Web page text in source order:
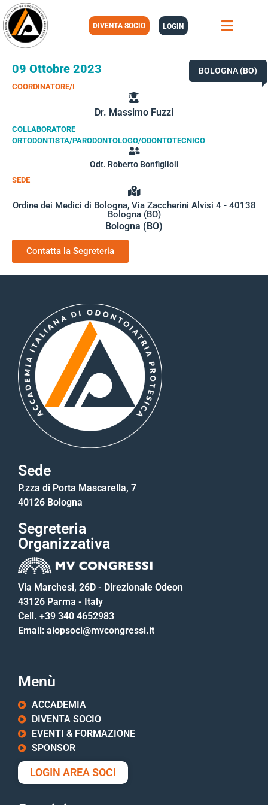
DIVENTA SOCIO LOGIN
BOLOGNA (BO)
09 Ottobre 2023
COORDINATORE/I
Dr. Massimo Fuzzi
COLLABORATORE
ORTODONTISTA/PARODONTOLOGO/ODONTOTECNICO
Odt. Roberto Bonfiglioli
SEDE
Ordine dei Medici di Bologna, Via Zaccherini Alvisi 4 - 40138
Bologna (BO)
Bologna (BO)
Contatta la Segreteria
Sede
P.zza di Porta Mascarella, 7
40126 Bologna
Segreteria
Organizzativa
Via Marchesi, 26D - Direzionale Odeon
43126 Parma - Italy
Cell. +39 340 4652983
Email: aiopsoci@mvcongressi.it
Menù
ACCADEMIA
DIVENTA SOCIO
EVENTI & FORMAZIONE
SPONSOR
LOGIN AREA SOCI